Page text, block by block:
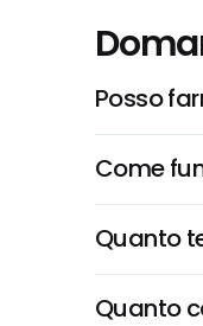
Posso
Come
Quanto
Quanto